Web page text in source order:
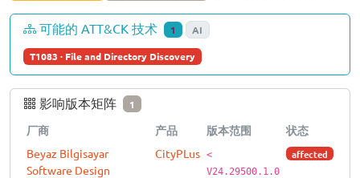
可能的 ATT&CK 技术 1 AI
T1083 · File and Directory Discovery
影响版本矩阵 1
厂商 产品 版本范围
状态
Beyaz Bilgisayar
Software Design
CityPLus <
V24.29500.1.0
affected